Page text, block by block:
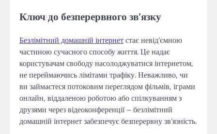
Ключ до безперервного зв’язку
Безлімітний домашній інтернетстає невід’ємною
частиною сучасного способу життя. Це надає
користувачам свободу насолоджуватися інтернетом,
не переймаючись лімітами трафіку. Неважливо, чи
ви займаєтеся потоковим переглядом фільмів, іграми
онлайн, віддаленою роботою або спілкуванням з
друзями через відеоконференції – безлімітний
домашній інтернет забезпечує безперервну зв’язність.